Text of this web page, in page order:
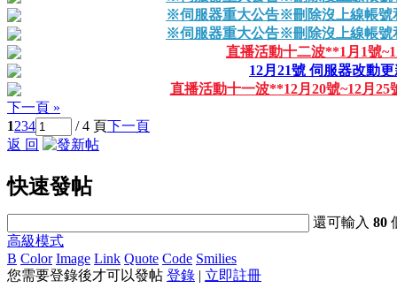
※伺服器重大公告※刪除沒上線帳號
※伺服器重大公告※刪除沒上線帳號
直播活動十二波**1月1號
12月21號 伺服器改動
直播活動十一波**12月20號~12月25
下一頁 »
1234 / 4 頁下一頁
返 回
快速發帖
還可輸入80
高級模式
B Color Image Link Quote Code Smilies
您需要登錄後才可以發帖 登錄 | 立即註冊